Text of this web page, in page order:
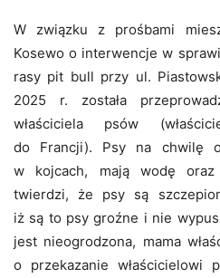
W związku z prośbami
Kosewo o interwencje w
rasy pit bull przy ul.
2025 r. została
właściciela psów
do Francji). Psy na chwilę
w kojcach, mają wodę oraz
twierdzi, że psy są
iż są to psy groźne i nie
jest nieogrodzona, mama
o przekazanie właścicielowi